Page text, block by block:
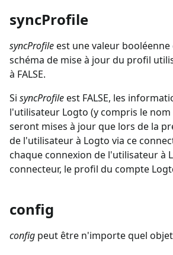
syncProfile
syncProfileest une valeur
schéma de mise à jour du profil
à FALSE.
Si syncProfileest FALSE, les
l'utilisateur Logto (y compris le nom
seront mises à jour que lors de la
de l'utilisateur à Logto via ce
chaque connexion de l'utilisateur à
connecteur, le profil du compte
config
config peut être n'importe quel